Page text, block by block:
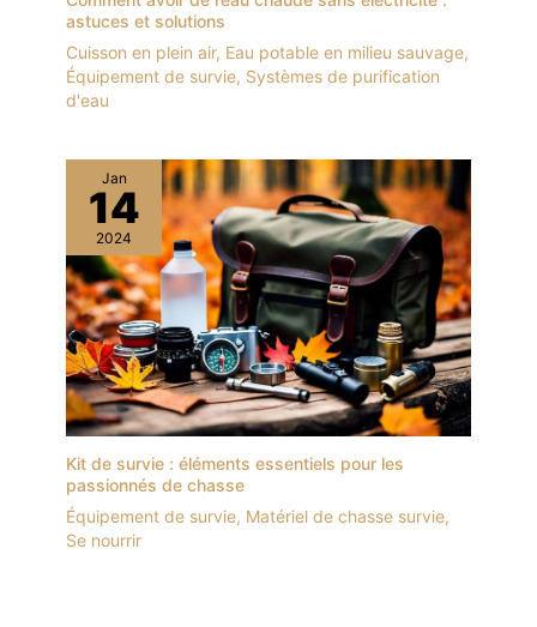
astuces et solutions
Cuisson en plein air, Eau potable en milieu sauvage,
Équipement de survie, Systèmes de purification
d'eau
Jan
14
2024
Kit de survie : éléments essentiels pour les
passionnés de chasse
Équipement de survie, Matériel de chasse survie,
Se nourrir